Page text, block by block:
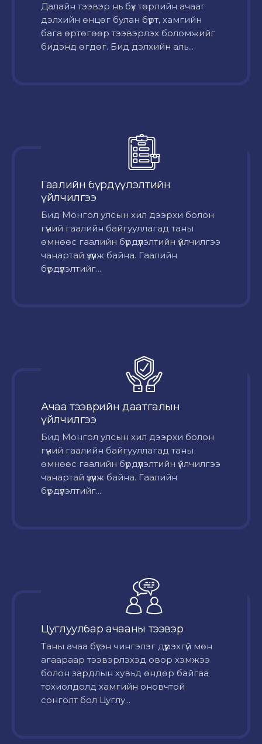
Далайн тээвэр нь бүх төрлийн ачааг
дэлхийн өнцөг булан бүрт, хамгийн
бага өртөгөөр тээвэрлэх боломжийг
бидэнд өгдөг. Бид дэлхийн аль...
Гаалийн бүрдүүлэлтийн
үйлчилгээ
Бид Монгол улсын хил дээрхи болон
гүний гаалийн байгууллагад таны
өмнөөс гаалийн бүрдүүлэлтийн үйлчилгээ
чанартай үзүүлж байна. Гаалийн
бүрдүүлэлтийг...
Ачаа тээврийн даатгалын
үйлчилгээ
Бид Монгол улсын хил дээрхи болон
гүний гаалийн байгууллагад таны
өмнөөс гаалийн бүрдүүлэлтийн үйлчилгээ
чанартай үзүүлж байна. Гаалийн
бүрдүүлэлтийг...
Цуглуулбар ачааны тээвэр
Таны ачаа бүтэн чингэлэг дүүрэхгүй мөн
агаараар тээвэрлэхэд овор хэмжээ
болон зардлын хувьд өндөр байгаа
тохиолдолд хамгийн оновчтой
сонголт бол Цуглу...